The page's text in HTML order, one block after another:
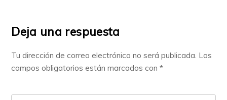
Deja una respuesta
Tu dirección de correo electrónico no será publicada. Los
campos obligatorios están marcados con*